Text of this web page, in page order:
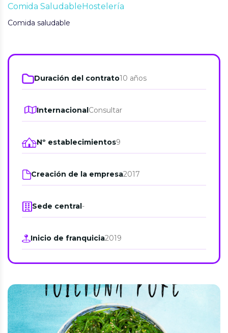
Comida SaludableHostelería
Comida saludable
Duración del contrato10 años
InternacionalConsultar
Nº establecimientos9
Creación de la empresa2017
Sede central-
Inicio de franquicia2019